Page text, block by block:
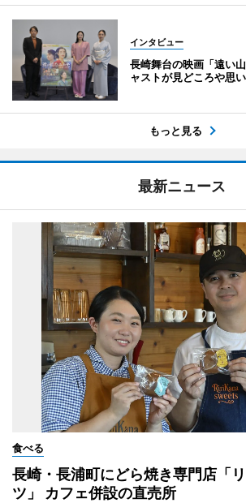
インタビュー
長崎舞台の映画「遠い
ャストが見どころや思
もっと見る
最新ニュース
食べる
長崎・長浦町にどら焼き専門店「
ツ」 カフェ併設の直売所